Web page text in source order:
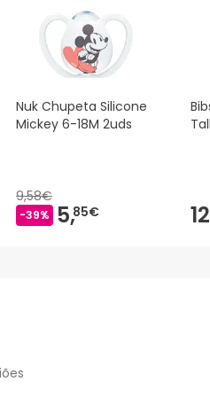
o produto seguindo os
Nuk Chupeta Silicone
Mickey 6-18M 2uds
9,58€
-39% 5,85€